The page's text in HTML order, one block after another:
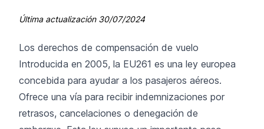
Última actualización 30/07/2024
Los derechos de compensación de vuelo
Introducida en 2005, la EU261 es una ley europea
concebida para ayudar a los pasajeros aéreos.
Ofrece una vía para recibir indemnizaciones por
retrasos, cancelaciones o denegación de